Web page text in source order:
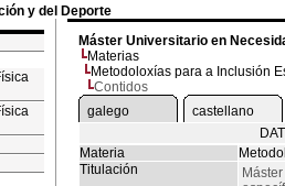
y del Deporte
Máster Universitario en
Materias
Metodoloxías para a Inclusión
Contidos
galego
castellano
Materia
Titulación